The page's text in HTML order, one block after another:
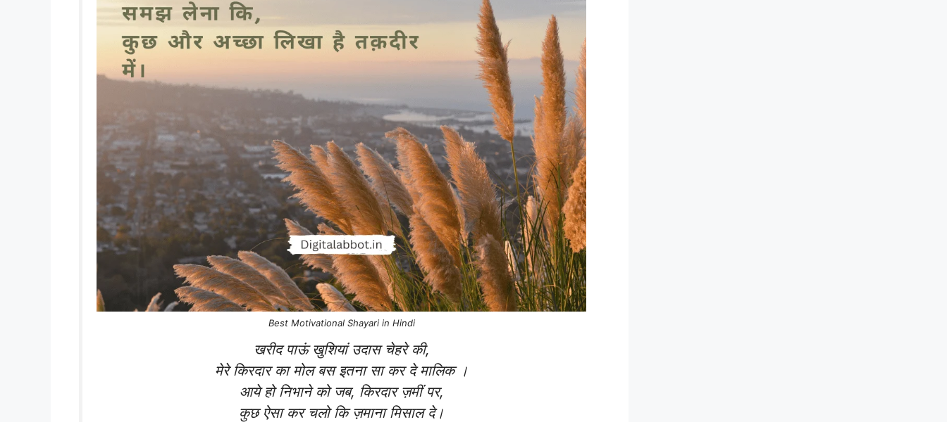
Best Motivational Shayari in Hindi
खरीद पाऊं खुशियां उदास चेहरे की,
मेरे किरदार का मोल बस इतना सा कर दे मालिक ।
आये हो निभाने को जब, किरदार ज़मीं पर,
कुछ ऐसा कर चलो कि ज़माना मिसाल दे।